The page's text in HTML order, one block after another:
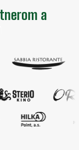
a